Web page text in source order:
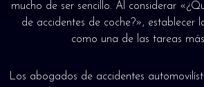
mucho de ser sencillo. Al considerar
de accidentes de coche?», establecer
como una de las tareas
Los abogados de accidentes